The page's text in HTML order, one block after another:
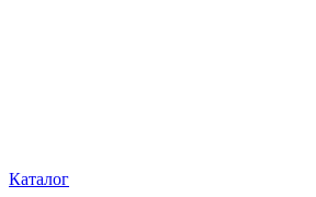
Каталог